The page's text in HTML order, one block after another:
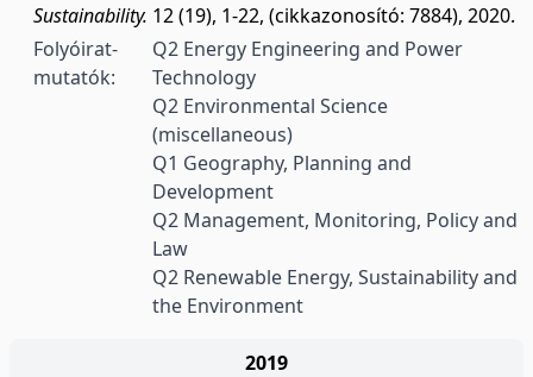
Sustainability. 12 (19), 1-22, (cikkazonosító: 7884), 2020.
Folyóirat-
mutatók:
Q2 Energy Engineering and Power
Technology
Q2 Environmental Science
(miscellaneous)
Q1 Geography, Planning and
Development
Q2 Management, Monitoring, Policy and
Law
Q2 Renewable Energy, Sustainability and
the Environment
2019